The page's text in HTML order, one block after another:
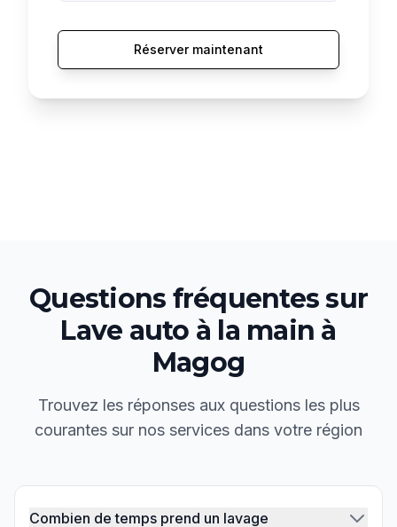
Réserver maintenant
Questions fréquentes sur
Lave auto à la main à
Magog
Trouvez les réponses aux questions les plus
courantes sur nos services dans votre région
Combien de temps prend un lavage